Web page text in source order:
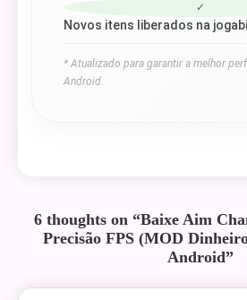
✓
Novos itens liberados na
* Atualizado para garantir a melhor
Android.
6 thoughts on “Baixe Aim
Precisão FPS (MOD
Android”